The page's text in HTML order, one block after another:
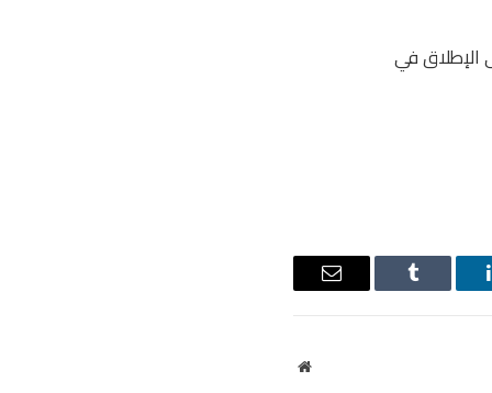
الإطلاق في
Tumblr
البريد
موقع